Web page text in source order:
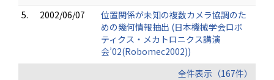
5.
2002/06/07
位置関係が未知の複数カメラ協調のた
めの幾何情報抽出 (日本機械学会ロボ
ティクス・メカトロニクス講演
会’02(Robomec2002))
全件表示（167件）